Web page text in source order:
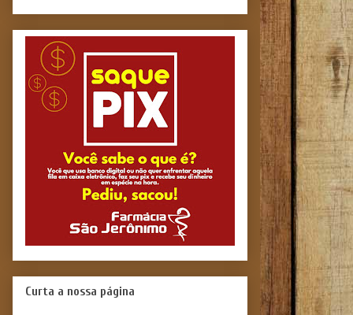
Curta a nossa página